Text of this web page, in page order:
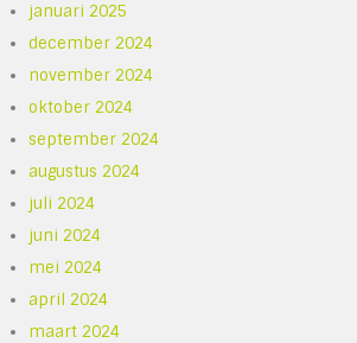
januari 2025
december 2024
november 2024
oktober 2024
september 2024
augustus 2024
juli 2024
juni 2024
mei 2024
april 2024
maart 2024